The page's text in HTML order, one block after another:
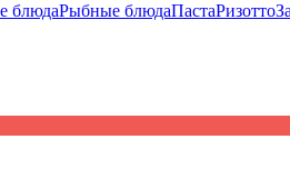
блюдаРыбные блюдаПастаРизотто